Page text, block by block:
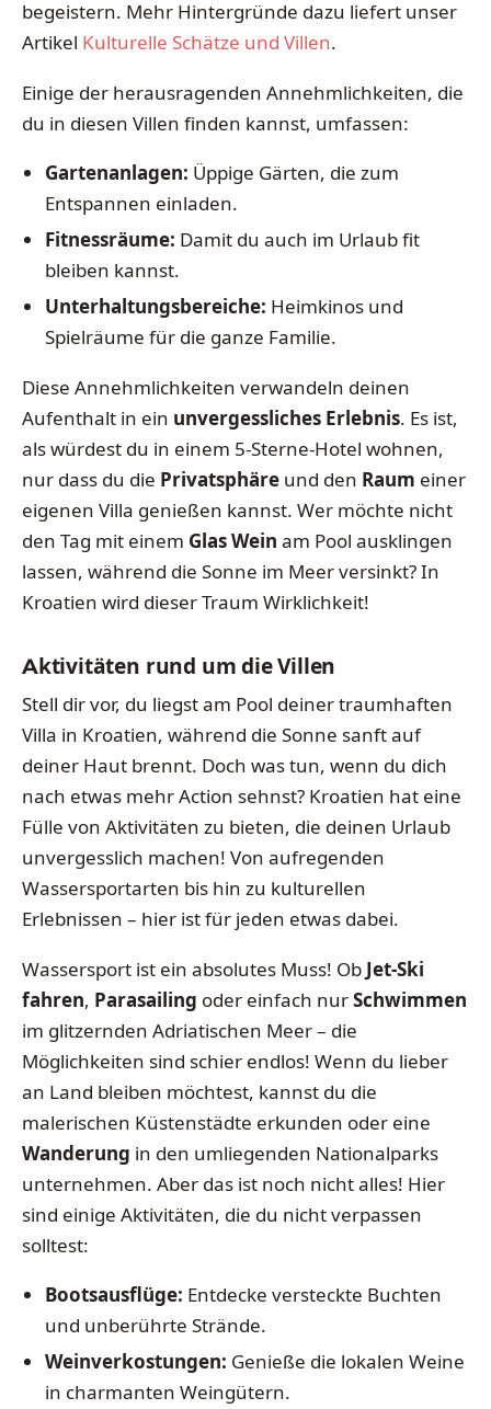
begeistern. Mehr Hintergründe dazu liefert unser
Artikel Kulturelle Schätze und Villen.
Einige der herausragenden Annehmlichkeiten, die
du in diesen Villen finden kannst, umfassen:
Gartenanlagen: Üppige Gärten, die zum
Entspannen einladen.
Fitnessräume: Damit du auch im Urlaub fit
bleiben kannst.
Unterhaltungsbereiche: Heimkinos und
Spielräume für die ganze Familie.
Diese Annehmlichkeiten verwandeln deinen
Aufenthalt in ein unvergessliches Erlebnis. Es ist,
als würdest du in einem 5-Sterne-Hotel wohnen,
nur dass du die Privatsphäre und den Raum einer
eigenen Villa genießen kannst. Wer möchte nicht
den Tag mit einem Glas Wein am Pool ausklingen
lassen, während die Sonne im Meer versinkt? In
Kroatien wird dieser Traum Wirklichkeit!
Aktivitäten rund um die Villen
Stell dir vor, du liegst am Pool deiner traumhaften
Villa in Kroatien, während die Sonne sanft auf
deiner Haut brennt. Doch was tun, wenn du dich
nach etwas mehr Action sehnst? Kroatien hat eine
Fülle von Aktivitäten zu bieten, die deinen Urlaub
unvergesslich machen! Von aufregenden
Wassersportarten bis hin zu kulturellen
Erlebnissen – hier ist für jeden etwas dabei.
Wassersport ist ein absolutes Muss! Ob Jet-Ski
fahren, Parasailing oder einfach nurSchwimmen
im glitzernden Adriatischen Meer – die
Möglichkeiten sind schier endlos! Wenn du lieber
an Land bleiben möchtest, kannst du die
malerischen Küstenstädte erkunden oder eine
Wanderung in den umliegenden Nationalparks
unternehmen. Aber das ist noch nicht alles! Hier
sind einige Aktivitäten, die du nicht verpassen
solltest:
Bootsausflüge: Entdecke versteckte Buchten
und unberührte Strände.
Weinverkostungen: Genieße die lokalen Weine
in charmanten Weingütern.